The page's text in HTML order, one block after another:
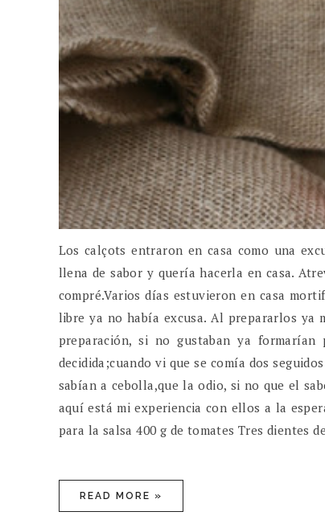
Los calçots entraron en casa como una
llena de sabor y quería hacerla en casa.
compré.Varios días estuvieron en casa
libre ya no había excusa. Al prepararlos ya
preparación, si no gustaban ya
decidida;cuando vi que se comía dos
sabían a cebolla,que la odio, si no que el
aquí está mi experiencia con ellos a la
para la salsa 400 g de tomates Tres dientes
READ MORE »